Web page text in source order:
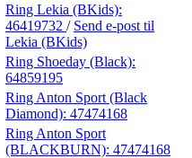
Ring Lekia (BKids):
46419732 / Send e-post til
Lekia (BKids)
Ring Shoeday (Black):
64859195
Ring Anton Sport (Black
Diamond): 47474168
Ring Anton Sport
(BLACKBURN): 47474168